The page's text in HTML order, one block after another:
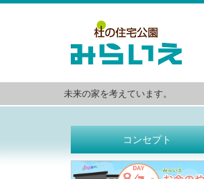
未来の家を考えています。
コンセプト